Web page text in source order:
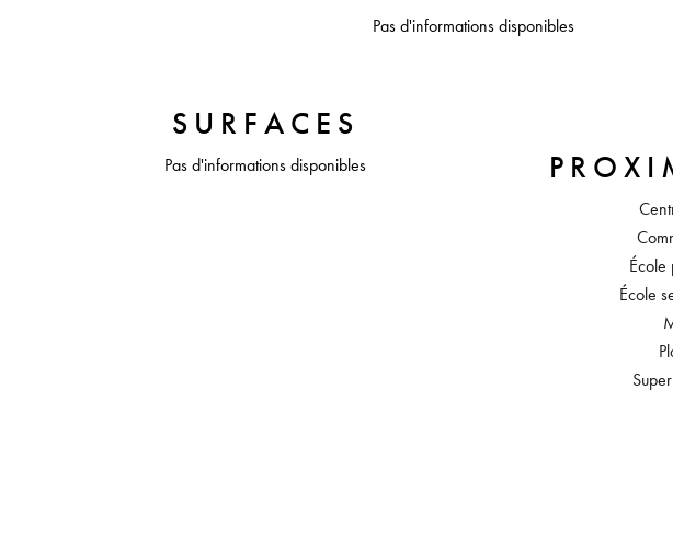
Pas d'informations disponibles
SURFACES
Pas d'informations disponibles
École
École